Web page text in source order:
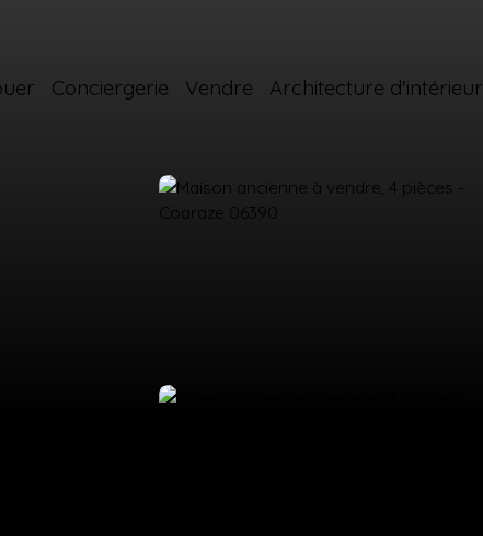
Conciergerie Vendre Architecture d'intérieur